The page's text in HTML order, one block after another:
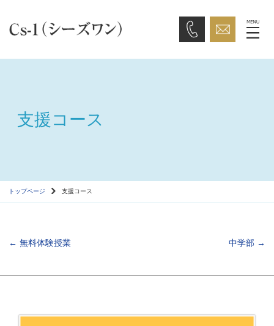
支援コース
トップページ 支援コース
← 無料体験授業 中学部 →